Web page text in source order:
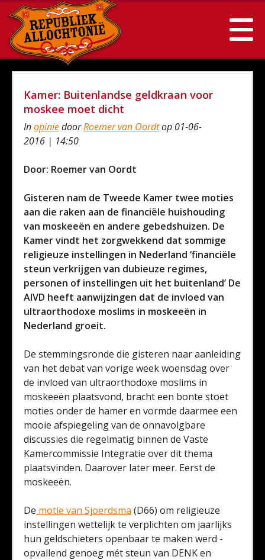
Kamer: Buitenlandse geldkraan voor
moskee moet dicht
InopiniedoorRoemer van Oordtop 01-06-
2016 | 14:50
Door: Roemer van Oordt
Gisteren nam de Tweede Kamer twee moties
aan die raken aan de financiële huishouding
van moskeeën en andere gebedshuizen. De
Kamer vindt het zorgwekkend dat sommige
religieuze instellingen in Nederland ‘financiële
steun verkrijgen van dubieuze regimes,
personen of instellingen uit het buitenland’ De
AIVD heeft aanwijzingen dat de invloed van
ultraorthodoxe moslims in moskeeën in
Nederland groeit.
De stemmingsronde die gisteren naar aanleiding
van het debat van vorige week woensdag over
de invloed van ultraorthodoxe moslims in
moskeeën plaatsvond, bracht een bonte stoet
moties onder de hamer en vormde daarmee een
mooie afspiegeling van de onnavolgbare
discussies die regelmatig binnen de Vaste
Kamercommissie Integratie over dit thema
plaatsvinden. Daarover later meer. Eerst de
moskeeën.
De motie van Sjoerdsma (D66) om religieuze
instellingen wettelijk te verplichten om jaarlijks
hun geldschieters openbaar te maken werd -
opvallend genoeg mét steun van DENK en